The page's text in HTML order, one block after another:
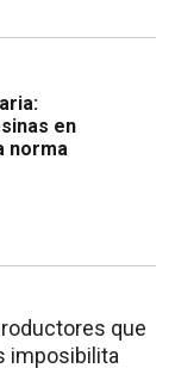
en
norma
que
imposibilita